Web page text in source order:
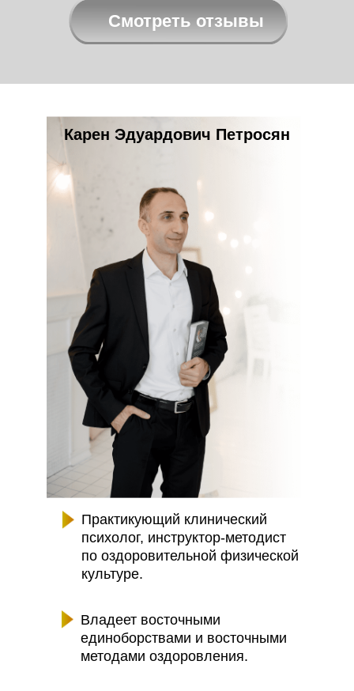
Смотреть отзывы
Карен Эдуардович Петросян
Практикующий клинический
психолог, инструктор-методист
по оздоровительной физической
культуре.
Владеет восточными
единоборствами и восточными
методами оздоровления.